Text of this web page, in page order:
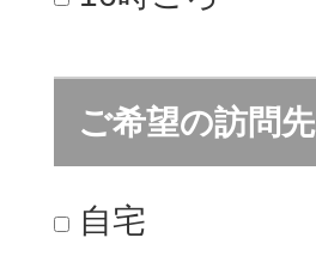
ご希望の訪問先
自宅